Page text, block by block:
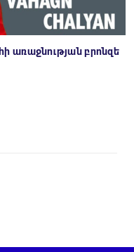
առաջնության բրոնզե